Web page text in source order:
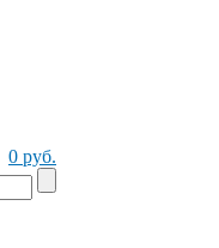
0 руб.